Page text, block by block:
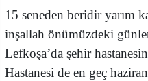
15 seneden beridir yarım
inşallah önümüzdeki
Lefkoşa’da şehir
Hastanesi de en geç